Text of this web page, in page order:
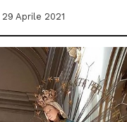
29 Aprile 2021